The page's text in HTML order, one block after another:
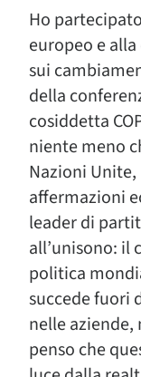
Ho
europeo e
sui
della
cosiddetta
niente meno
Nazioni Unite,
affermazioni
leader di
all’unisono: il
politica
succede fuori
nelle aziende,
penso che